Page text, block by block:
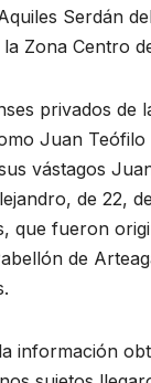
Serdán
Zona Centro
privados de
Juan
vástagos
de 22,
que fueron
de
información